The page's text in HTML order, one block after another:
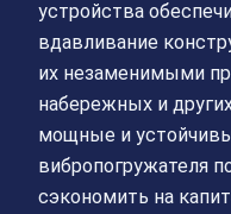
устройства
вдавливание
их незаменимыми
набережных и
мощные и
вибропогружателя
сэкономить на